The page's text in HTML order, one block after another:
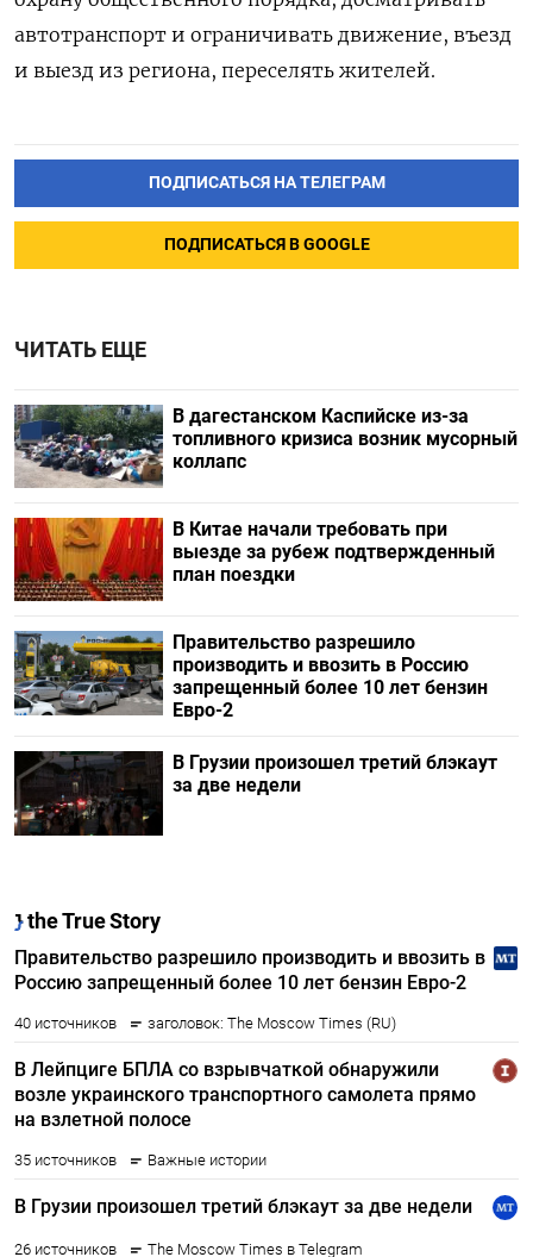
автотранспорт и ограничивать движение, въезд
и выезд из региона, переселять жителей.
ПОДПИСАТЬСЯ НА ТЕЛЕГРАМ
ПОДПИСАТЬСЯ В GOOGLE
ЧИТАТЬ ЕЩЕ
В дагестанском Каспийске из-за
топливного кризиса возник мусорный
коллапс
В Китае начали требовать при
выезде за рубеж подтвержденный
план поездки
Правительство разрешило
производить и ввозить в Россию
запрещенный более 10 лет бензин
Евро-2
В Грузии произошел третий блэкаут
за две недели